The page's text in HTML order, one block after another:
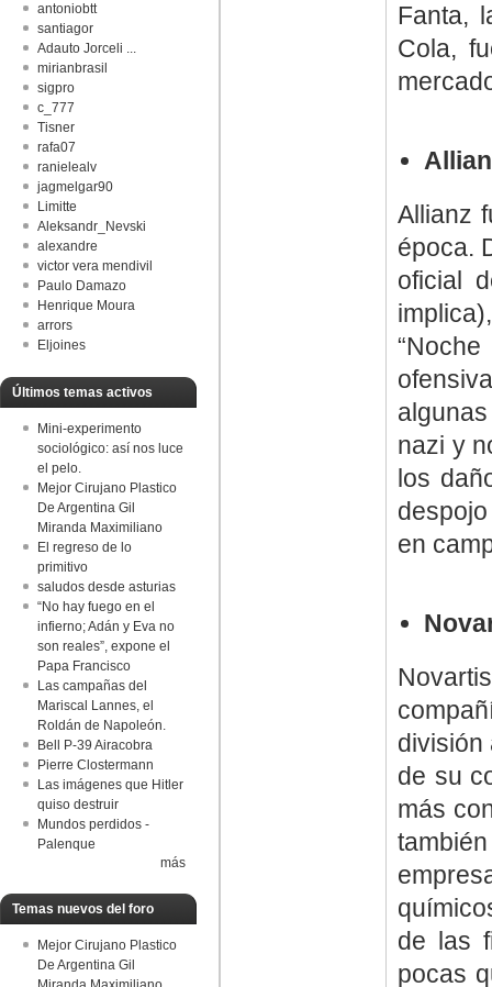
antoniobtt
santiagor
Adauto Jorceli ...
mirianbrasil
sigpro
c_777
Tisner
rafa07
ranielealv
jagmelgar90
Limitte
Aleksandr_Nevski
alexandre
victor vera mendivil
Paulo Damazo
Henrique Moura
arrors
Eljoines
Últimos temas activos
Mini-experimento
sociológico: así nos luce
el pelo.
Mejor Cirujano Plastico
De Argentina Gil
Miranda Maximiliano
El regreso de lo
primitivo
saludos desde asturias
“No hay fuego en el
infierno; Adán y Eva no
son reales”, expone el
Papa Francisco
Las campañas del
Mariscal Lannes, el
Roldán de Napoleón.
Bell P-39 Airacobra
Pierre Clostermann
Las imágenes que Hitler
quiso destruir
Mundos perdidos -
Palenque
más
Temas nuevos del foro
Mejor Cirujano Plastico
De Argentina Gil
Fanta,
Cola,
Allianz
época.
oficial
nazi y
los
en
división
de su
más
de las
pocas